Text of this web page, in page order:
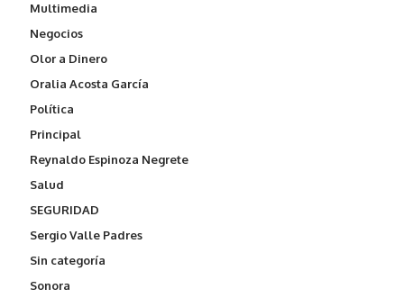
Multimedia
Negocios
Olor a Dinero
Oralia Acosta García
Política
Principal
Reynaldo Espinoza Negrete
Salud
SEGURIDAD
Sergio Valle Padres
Sin categoría
Sonora